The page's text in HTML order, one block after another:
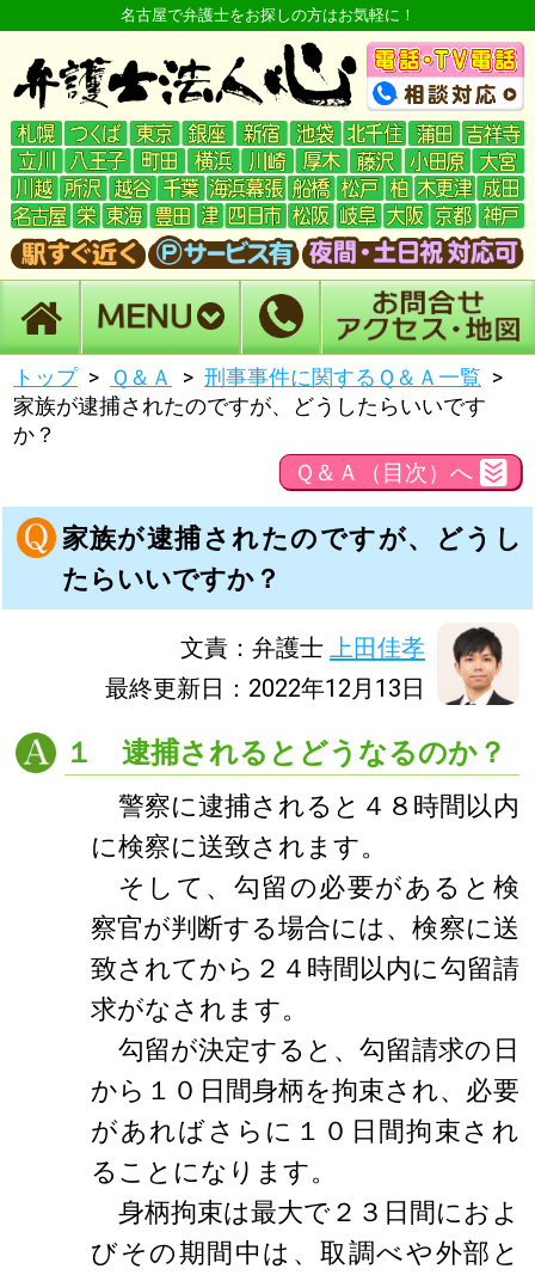
名古屋で弁護士をお探しの方はお気軽に！
トップ Ｑ＆Ａ
刑事事件に関するＱ＆Ａ一覧
家族が逮捕されたのですが、どうしたらいいです
か？
Ｑ＆Ａ（目次）へ
家族が逮捕されたのですが、どうし
たらいいですか？
文責：弁護士
上田佳孝
最終更新日：2022年12月13日
１ 逮捕されるとどうなるのか？
警察に逮捕されると４８時間以内
に検察に送致されます。
そして、勾留の必要があると検
察官が判断する場合には、検察に送
致されてから２４時間以内に勾留請
求がなされます。
勾留が決定すると、勾留請求の日
から１０日間身柄を拘束され、必要
があればさらに１０日間拘束され
ることになります。
身柄拘束は最大で２３日間におよ
びその期間中は、取調べや外部と